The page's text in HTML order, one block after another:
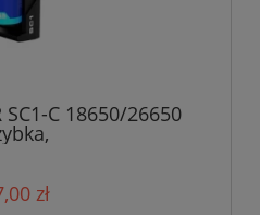
C 18650/26650
zł